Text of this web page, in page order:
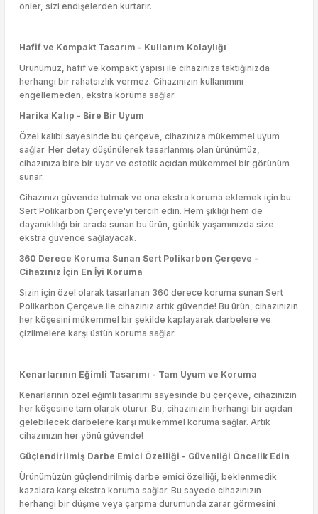
önler, sizi endişelerden kurtarır.
Hafif ve Kompakt Tasarım - Kullanım Kolaylığı
Ürünümüz, hafif ve kompakt yapısı ile cihazınıza taktığınızda
herhangi bir rahatsızlık vermez. Cihazınızın kullanımını
engellemeden, ekstra koruma sağlar.
Harika Kalıp - Bire Bir Uyum
Özel kalıbı sayesinde bu çerçeve, cihazınıza mükemmel uyum
sağlar. Her detay düşünülerek tasarlanmış olan ürünümüz,
cihazınıza bire bir uyar ve estetik açıdan mükemmel bir görünüm
sunar.
Cihazınızı güvende tutmak ve ona ekstra koruma eklemek için bu
Sert Polikarbon Çerçeve'yi tercih edin. Hem şıklığı hem de
dayanıklılığı bir arada sunan bu ürün, günlük yaşamınızda size
ekstra güvence sağlayacak.
360 Derece Koruma Sunan Sert Polikarbon Çerçeve -
Cihazınız İçin En İyi Koruma
Sizin için özel olarak tasarlanan 360 derece koruma sunan Sert
Polikarbon Çerçeve ile cihazınız artık güvende! Bu ürün, cihazınızın
her köşesini mükemmel bir şekilde kaplayarak darbelere ve
çizilmelere karşı üstün koruma sağlar.
Kenarlarının Eğimli Tasarımı - Tam Uyum ve Koruma
Kenarlarının özel eğimli tasarımı sayesinde bu çerçeve, cihazınızın
her köşesine tam olarak oturur. Bu, cihazınızın herhangi bir açıdan
gelebilecek darbelere karşı mükemmel koruma sağlar. Artık
cihazınızın her yönü güvende!
Güçlendirilmiş Darbe Emici Özelliği - Güvenliği Öncelik Edin
Ürünümüzün güçlendirilmiş darbe emici özelliği, beklenmedik
kazalara karşı ekstra koruma sağlar. Bu sayede cihazınızın
herhangi bir düşme veya çarpma durumunda zarar görmesini